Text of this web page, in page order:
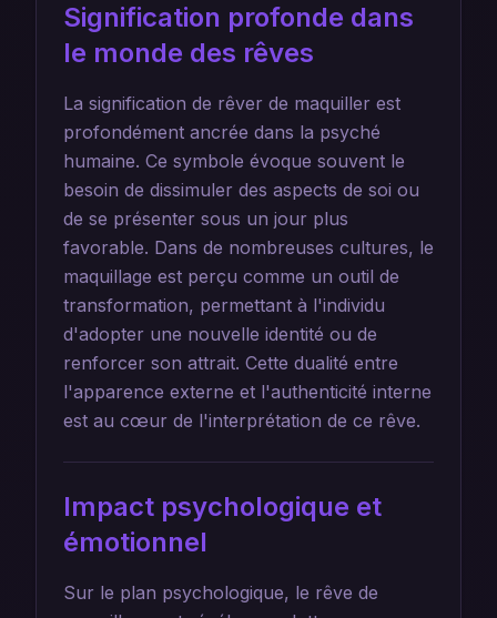
Signification profonde dans
le monde des rêves
La signification de rêver de maquiller est
profondément ancrée dans la psyché
humaine. Ce symbole évoque souvent le
besoin de dissimuler des aspects de soi ou
de se présenter sous un jour plus
favorable. Dans de nombreuses cultures, le
maquillage est perçu comme un outil de
transformation, permettant à l'individu
d'adopter une nouvelle identité ou de
renforcer son attrait. Cette dualité entre
l'apparence externe et l'authenticité interne
est au cœur de l'interprétation de ce rêve.
Impact psychologique et
émotionnel
Sur le plan psychologique, le rêve de